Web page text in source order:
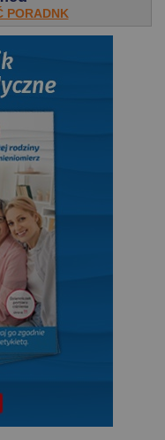
PORADNK